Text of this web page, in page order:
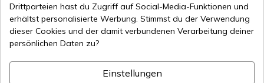
Sichere Zahlungsmethoden
Internationaler Versand
Drittparteien hast du Zugriff auf Social-Media-Funktionen und
erhältst personalisierte Werbung. Stimmst du der Verwendung
dieser Cookies und der damit verbundenen Verarbeitung deiner
persönlichen Daten zu?
Einstellungen